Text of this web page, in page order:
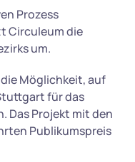
Prozess
Circuleum die
um.
Möglichkeit, auf
für das
Das Projekt mit den
Publikumspreis